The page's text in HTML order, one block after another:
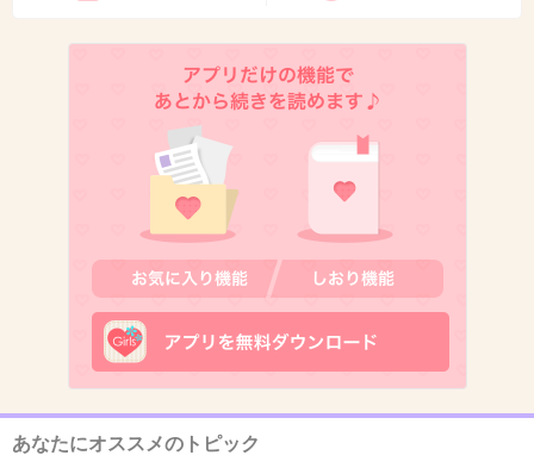
その村娘って、そんな重要な役どころなの？
2014/10/17(金) 11:08:53
時代劇、全然似合わないよね(;´Д｀)
あなたにオススメのトピック